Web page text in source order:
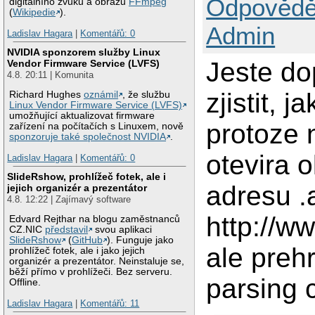
(Wikipedie ).
Ladislav Hagara| Komentářů: 0
NVIDIA sponzorem služby Linux
Vendor Firmware Service (LVFS)
4.8. 20:11 | Komunita
Richard Hughesoznámil
, že službu
Linux Vendor Firmware Service (LVFS)
umožňující aktualizovat firmware
zařízení na počítačích s Linuxem, nově
sponzoruje také společnost NVIDIA .
Ladislav Hagara| Komentářů: 0
SlideRshow, prohlížeč fotek, ale i
jejich organizér a prezentátor
4.8. 12:22 | Zajímavý software
Edvard Rejthar na blogu zaměstnanců
CZ.NIC představil
svou aplikaci
SlideRshow
(GitHub ). Funguje jako
prohlížeč fotek, ale i jako jejich
organizér a prezentátor. Neinstaluje se,
běží přímo v prohlížeči. Bez serveru.
Offline.
Ladislav Hagara| Komentářů: 11
Admin
Jeste
zjistit,
protoze
otevira
adresu
http://
ale
parsing